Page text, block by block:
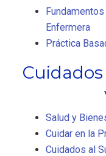
Enfermera
Práctica
Salud y
Cuidar en la
Cuidados al